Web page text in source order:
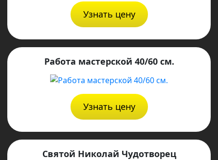
Узнать цену
Работа мастерской 40/60 см.
Узнать цену
Святой Николай Чудотворец